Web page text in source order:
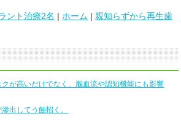
ント治療2名 | ホーム |親知らずから再生歯
が高いだけでなく、脳血流や認知機能にも影響
出してう蝕招く。